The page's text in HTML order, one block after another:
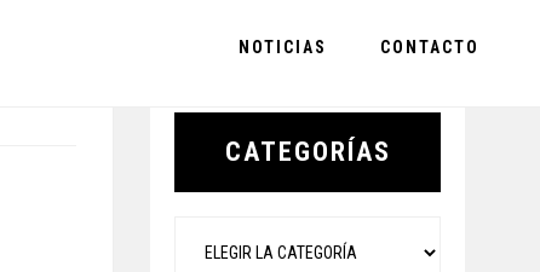
NOTICIAS CONTACTO
Primary
CATEGORÍAS